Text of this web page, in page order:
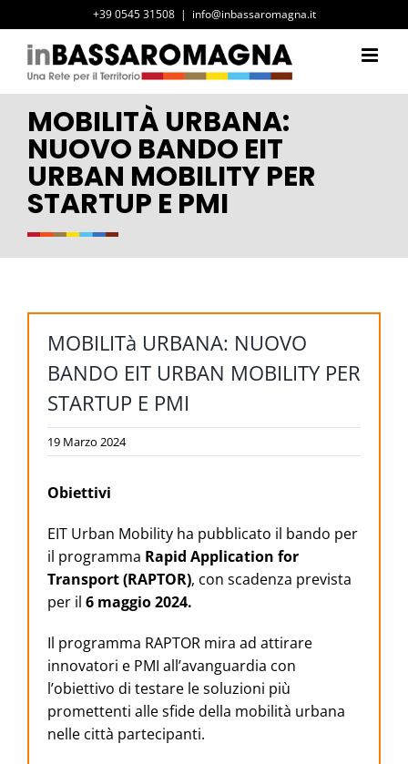
al
contenuto
+39 0545 31508 | info@inbassaromagna.it
MOBILITÀ URBANA:
NUOVO BANDO EIT
URBAN MOBILITY PER
STARTUP E PMI
MOBILITà URBANA: NUOVO
BANDO EIT URBAN MOBILITY PER
STARTUP E PMI
19 Marzo 2024
Obiettivi
EIT Urban Mobility ha pubblicato il bando per
il programma Rapid Application for
Transport (RAPTOR), con scadenza prevista
per il 6 maggio 2024.
Il programma RAPTOR mira ad attirare
innovatori e PMI all’avanguardia con
l’obiettivo di testare le soluzioni più
promettenti alle sfide della mobilità urbana
nelle città partecipanti.